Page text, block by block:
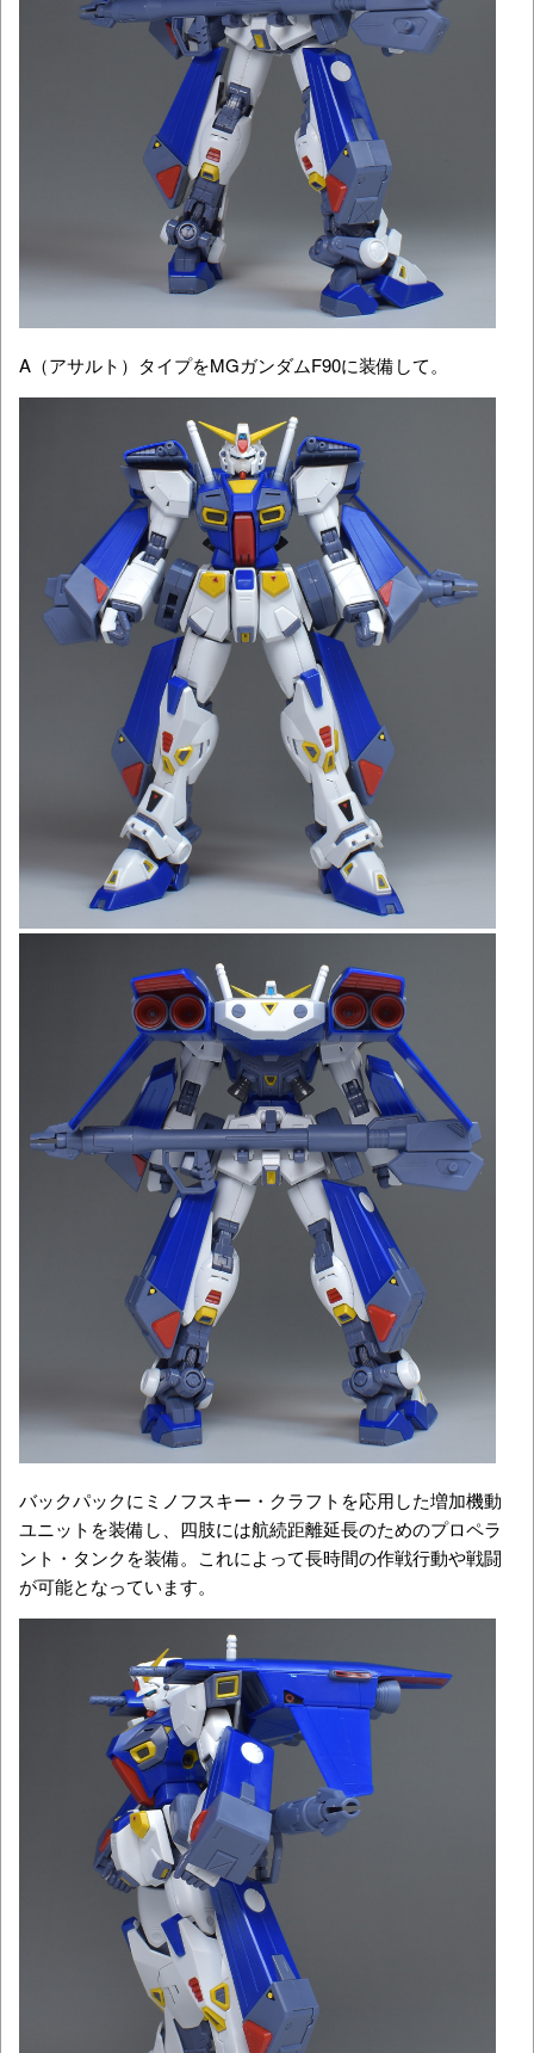
A（アサルト）タイプをMGガンダムF90に装備して。
バックパックにミノフスキー・クラフトを応用した増加機動
ユニットを装備し、四肢には航続距離延長のためのプロペラ
ント・タンクを装備。これによって長時間の作戦行動や戦闘
が可能となっています。